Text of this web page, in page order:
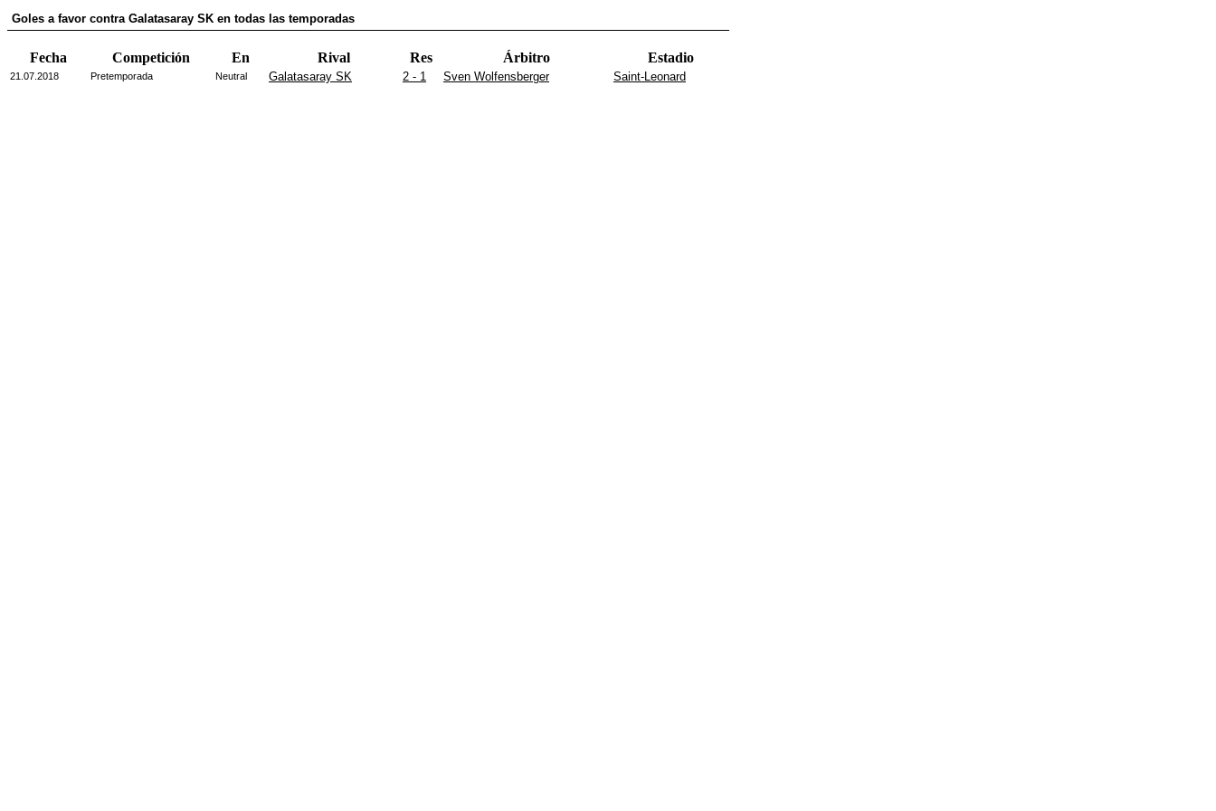
Goles a favor contra Galatasaray SK en todas las temporadas
Fecha Competición En Rival Res Árbitro Estadio
21.07.2018 Pretemporada Neutral Galatasaray SK 2 - 1 Sven Wolfensberger Saint-Leonard